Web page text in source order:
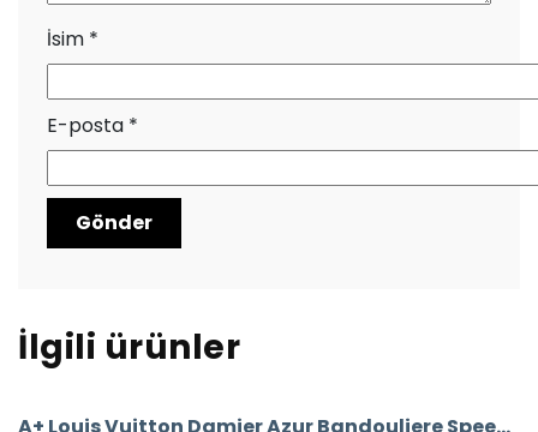
İsim *
E-posta *
İlgili ürünler
A+ Louis Vuitton Damier Azur Bandouliere Speedy 35’Lik Vejital Deri